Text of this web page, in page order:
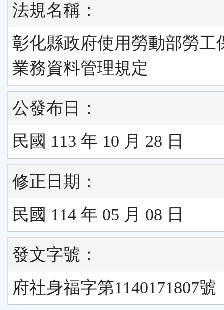
法規名稱：
彰化縣政府使用勞動部勞工
業務資料管理規定
公發布日：
民國 113 年 10 月 28 日
修正日期：
民國 114 年 05 月 08 日
發文字號：
府社身福字第1140171807號